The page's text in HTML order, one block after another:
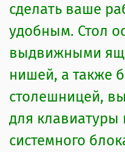
сделать ваше
удобным. Стол
выдвижными
нишей, а также
столешницей,
для клавиатуры
системного